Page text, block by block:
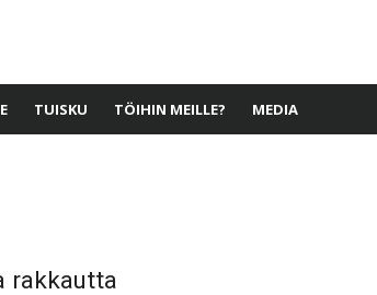
TUISKU TÖIHIN MEILLE? MEDIA
rakkautta